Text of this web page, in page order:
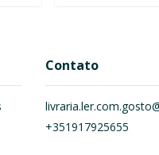
Contato
+351917925655